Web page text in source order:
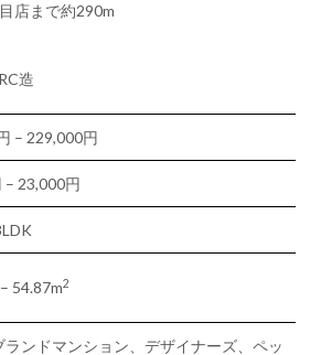
店まで約290m
造
– 229,000円
– 23,000円
– 54.87m2
ランドマンション、デザイナーズ、ペッ